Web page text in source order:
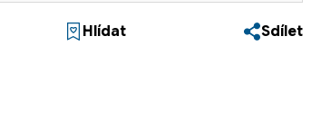
Hlídat Sdílet